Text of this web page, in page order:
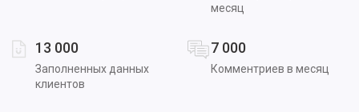
месяц
13 000
Заполненных данных
клиентов
7 000
Комментриев в месяц